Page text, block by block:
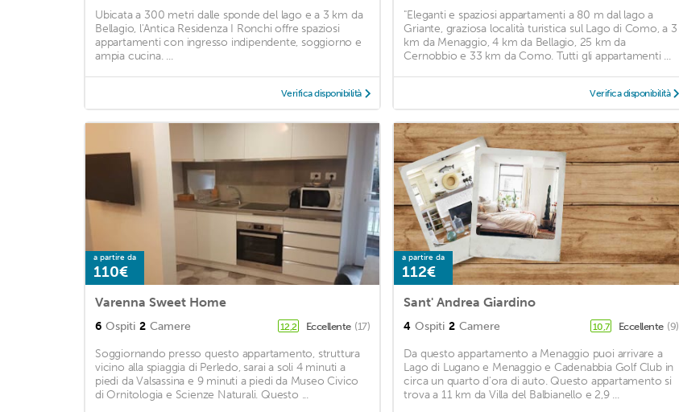
Ubicata a 300 metri dalle sponde del lago e a 3 km da
Bellagio, l'Antica Residenza I Ronchi offre spaziosi
appartamenti con ingresso indipendente, soggiorno e
ampia cucina. ...
Verifica disponibilità
"Eleganti e spaziosi appartamenti a 80 m dal lago a
Griante, graziosa località turistica sul Lago di Como, a 3
km da Menaggio, 4 km da Bellagio, 25 km da
Cernobbio e 33 km da Como. Tutti gli appartamenti ...
Verifica disponibilità
a partire da
110€
Varenna Sweet Home
6 Ospiti 2 Camere 12,2 Eccellente (17)
Soggiornando presso questo appartamento, struttura
vicino alla spiaggia di Perledo, sarai a soli 4 minuti a
piedi da Valsassina e 9 minuti a piedi da Museo Civico
di Ornitologia e Scienze Naturali. Questo ...
a partire da
112€
Sant' Andrea Giardino
4 Ospiti 2 Camere 10,7 Eccellente (9)
Da questo appartamento a Menaggio puoi arrivare a
Lago di Lugano e Menaggio e Cadenabbia Golf Club in
circa un quarto d'ora di auto. Questo appartamento si
trova a 11 km da Villa del Balbianello e 2,9 ...